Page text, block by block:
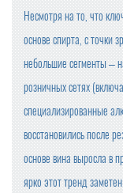
А
Несмотря на то, что
основе спирта, с точки
небольшие сегменты –
розничных сетях
специализированные
восстановились после
основе вина выросла в
ярко этот тренд